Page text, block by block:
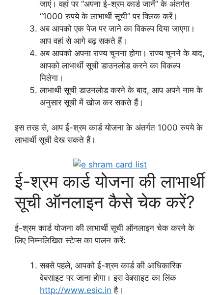
जाएं। वहां पर “अपना ई-श्रम कार्ड जानें” के अंतर्गत
“1000 रुपये के लाभार्थी सूची” पर क्लिक करें।
अब आपको एक पेज पर जाने का विकल्प दिया जाएगा।
आप वहां से आगे बढ़ सकते हैं।
अब आपको अपना राज्य चुनना होगा। राज्य चुनने के बाद,
आपको लाभार्थी सूची डाउनलोड करने का विकल्प
मिलेगा।
लाभार्थी सूची डाउनलोड करने के बाद, आप अपने नाम के
अनुसार सूची में खोज कर सकते हैं।
इस तरह से, आप ई-श्रम कार्ड योजना के अंतर्गत 1000 रुपये के
लाभार्थी सूची देख सकते हैं।
ई-श्रम कार्ड योजना की लाभार्थी
सूची ऑनलाइन कैसे चेक करें?
ई-श्रम कार्ड योजना की लाभार्थी सूची ऑनलाइन चेक करने के
लिए निम्नलिखित स्टेप्स का पालन करें:
सबसे पहले, आपको ई-श्रम कार्ड की आधिकारिक
वेबसाइट पर जाना होगा। इस वेबसाइट का लिंक
http://www.esic.in है।